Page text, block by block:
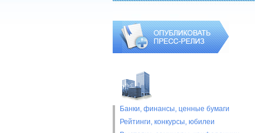
Банки, финансы, ценные бумаги
Рейтинги, конкурсы, юбилеи